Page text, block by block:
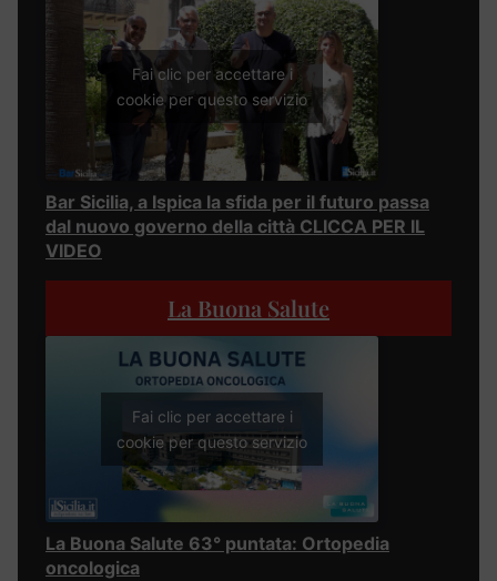
Fai clic per accettare i
cookie per questo servizio
Bar Sicilia, a Ispica la sfida per il futuro passa
dal nuovo governo della città CLICCA PER IL
VIDEO
La Buona Salute
Fai clic per accettare i
cookie per questo servizio
La Buona Salute 63° puntata: Ortopedia
oncologica